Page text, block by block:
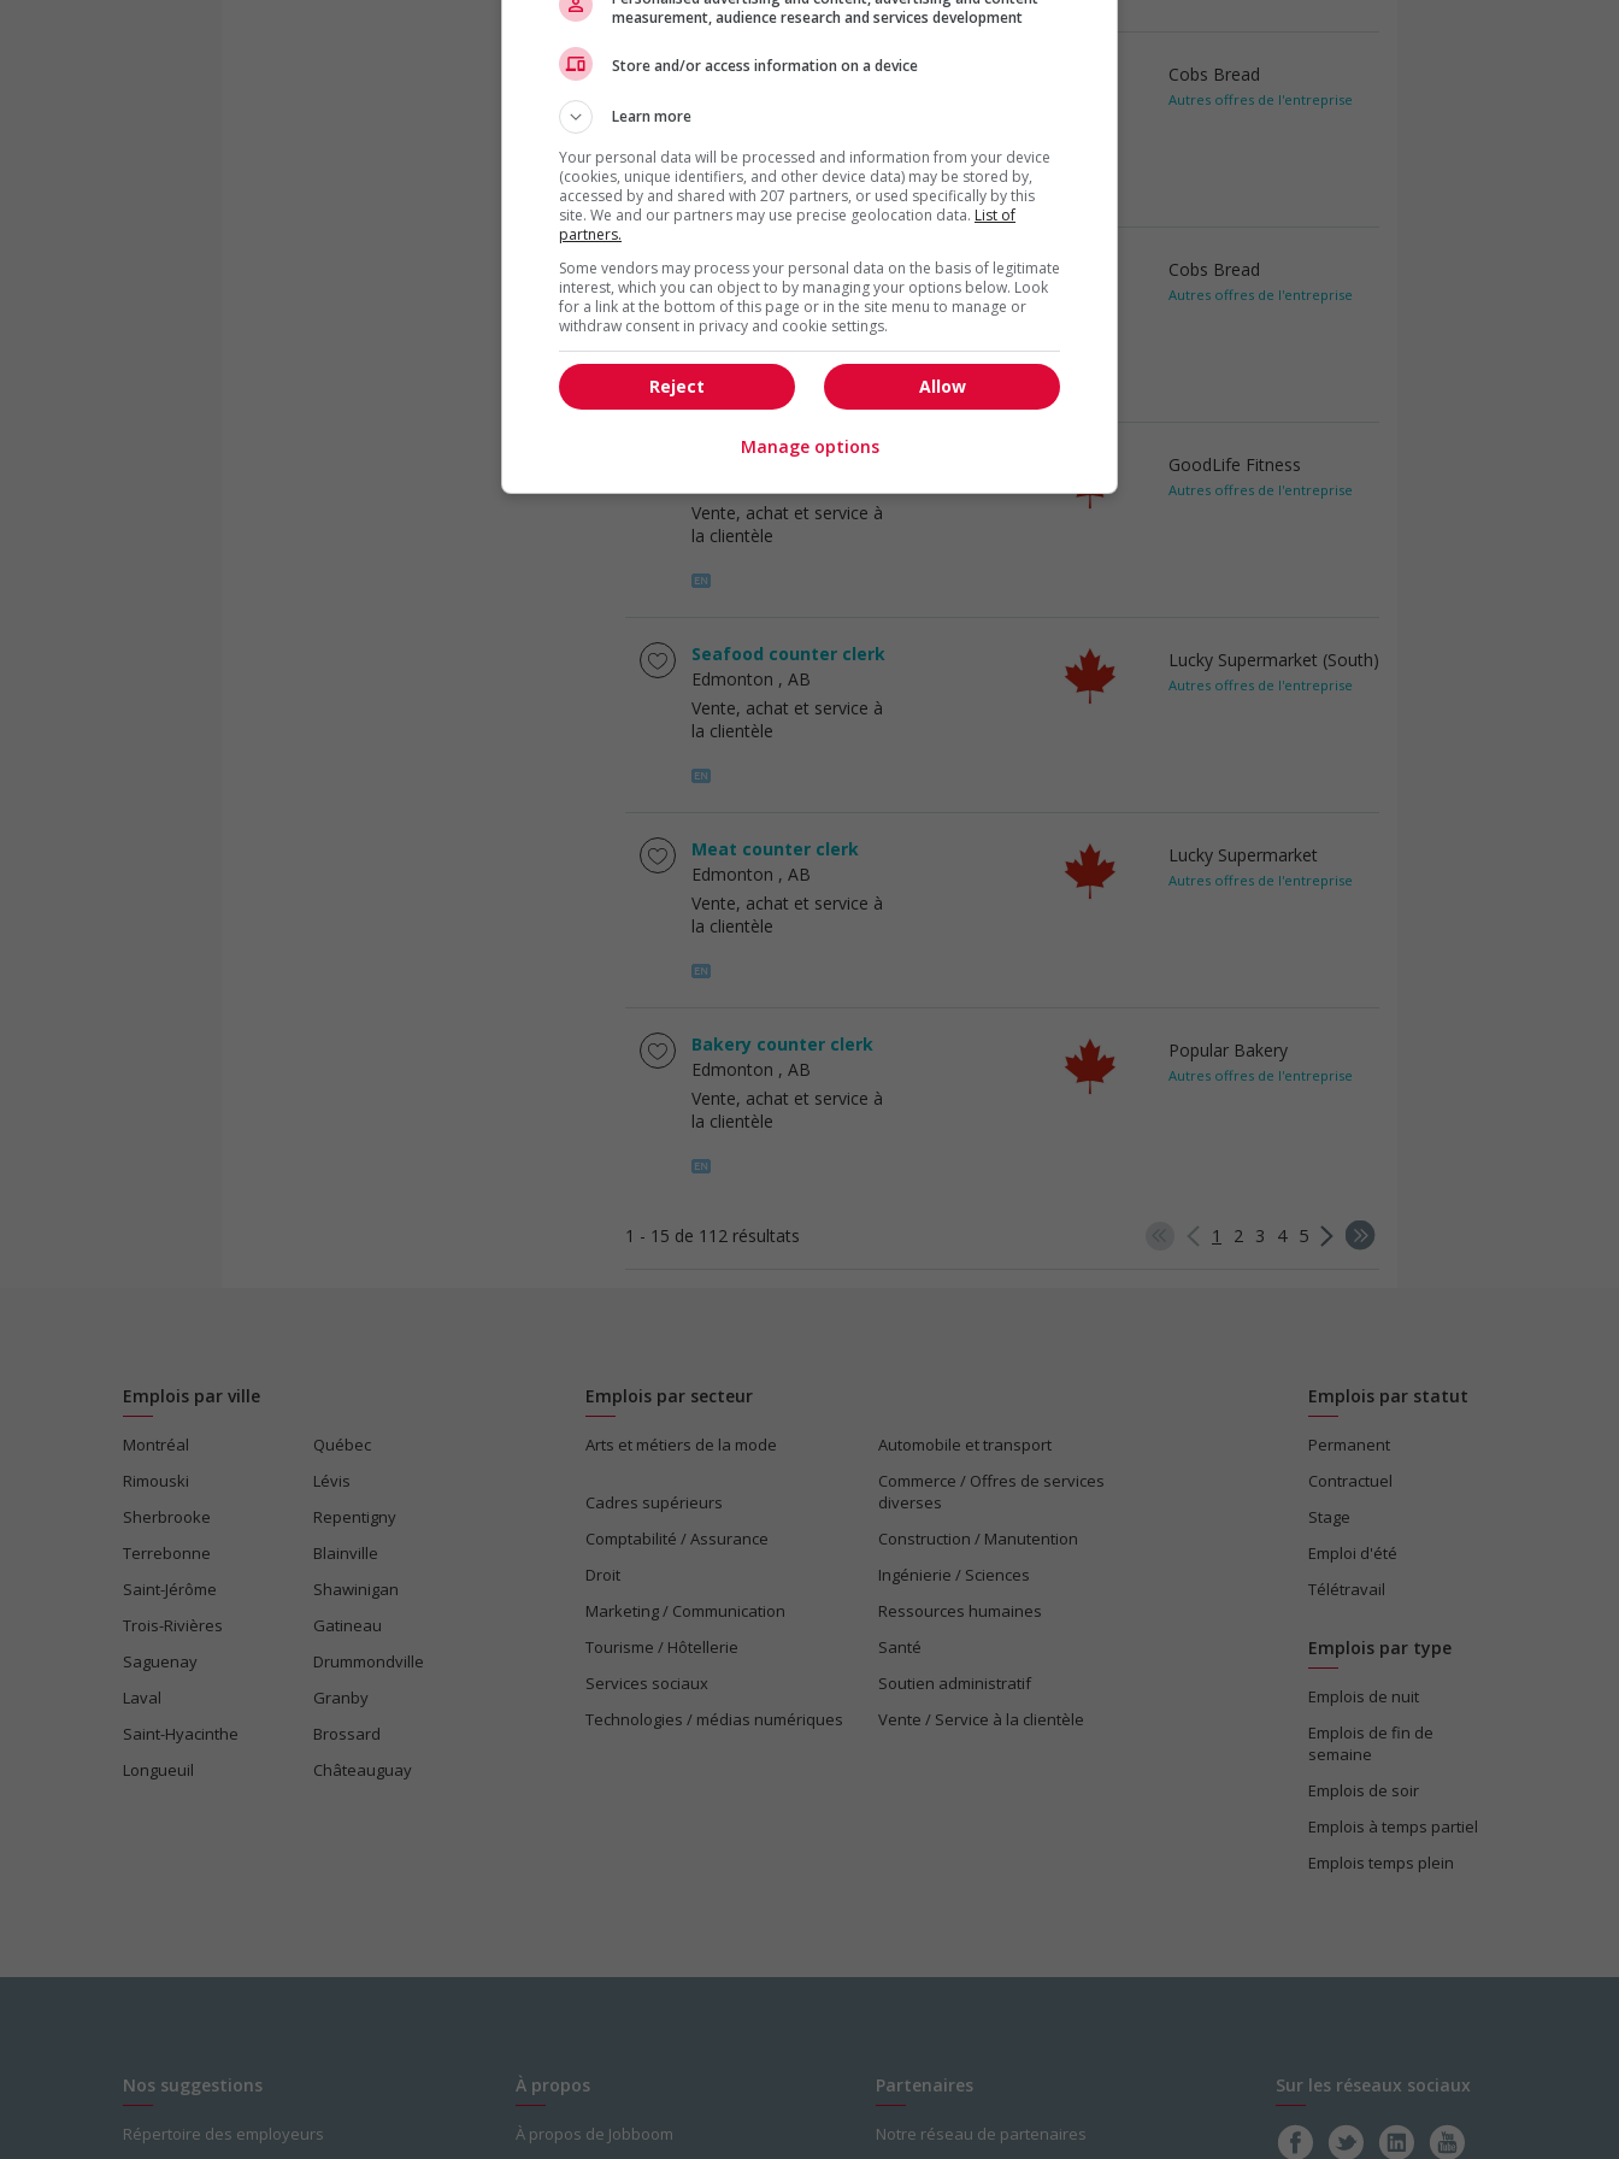
Bakery clerk
la clientèle
Cobs Bread
Autres offres de l'entreprise
Bakery clerk
Edmonton, AB
Vente, achat et service à
la clientèle
Cobs Bread
Autres offres de l'entreprise
Sales associate
Vente, achat et service à
la clientèle
GoodLife Fitness
Autres offres de l'entreprise
Seafood counter clerk
Edmonton , AB
Vente, achat et service à
la clientèle
Lucky Supermarket (South)
Autres offres de l'entreprise
Meat counter clerk
Edmonton , AB
Vente, achat et service à
la clientèle
Lucky Supermarket
Autres offres de l'entreprise
Bakery counter clerk
Edmonton , AB
Vente, achat et service à
la clientèle
Popular Bakery
Autres offres de l'entreprise
1 - 15 de 112 résultats 1 2 3 4 5
Emplois par ville
Montréal
Québec
Rimouski
Lévis
Sherbrooke
Repentigny
Terrebonne
Blainville
Saint-Jérôme
Shawinigan
Trois-Rivières
Gatineau
Saguenay
Drummondville
Laval
Granby
Saint-Hyacinthe
Brossard
Longueuil
Châteauguay
Emplois par secteur
Arts et métiers de la mode Automobile et transport
Cadres supérieurs
Commerce / Offres de services
diverses
Comptabilité / Assurance
Construction / Manutention
Droit
Ingénierie / Sciences
Marketing / Communication
Ressources humaines
Tourisme / Hôtellerie
Santé
Services sociaux
Soutien administratif
Technologies / médias numériques
Vente / Service à la clientèle
Emplois par statut
Permanent
Contractuel
Stage
Emploi d'été
Télétravail
Emplois par type
Emplois de nuit
Emplois de fin de
semaine
Emplois de soir
Emplois à temps partiel
Emplois temps plein
Nos suggestions
Répertoire des employeurs
À propos
À propos de Jobboom
Partenaires
Notre réseau de partenaires
Sur les réseaux sociaux
measurement, audience research and services development
Store and/or access information on a device
Learn more
Your personal data will be processed and information from your device
(cookies, unique identifiers, and other device data) may be stored by,
accessed by and shared with 207 partners, or used specifically by this
site. We and our partners may use precise geolocation data. List of
partners.
Some vendors may process your personal data on the basis of legitimate
interest, which you can object to by managing your options below. Look
for a link at the bottom of this page or in the site menu to manage or
withdraw consent in privacy and cookie settings.
Allow
Reject
Manage options